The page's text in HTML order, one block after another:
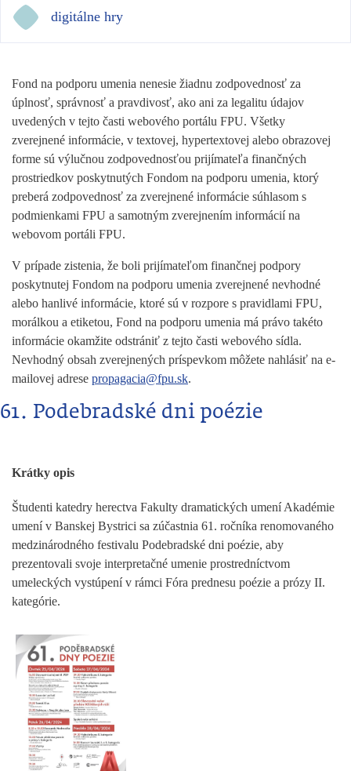
digitálne hry
Fond na podporu umenia nenesie žiadnu zodpovednosť za
úplnosť, správnosť a pravdivosť, ako ani za legalitu údajov
uvedených v tejto časti webového portálu FPU. Všetky
zverejnené informácie, v textovej, hypertextovej alebo obrazovej
forme sú výlučnou zodpovednosťou prijímateľa finančných
prostriedkov poskytnutých Fondom na podporu umenia, ktorý
preberá zodpovednosť za zverejnené informácie súhlasom s
podmienkami FPU a samotným zverejnením informácií na
webovom portáli FPU.
V prípade zistenia, že boli prijímateľom finančnej podpory
poskytnutej Fondom na podporu umenia zverejnené nevhodné
alebo hanlivé informácie, ktoré sú v rozpore s pravidlami FPU,
morálkou a etiketou, Fond na podporu umenia má právo takéto
informácie okamžite odstrániť z tejto časti webového sídla.
Nevhodný obsah zverejnených príspevkom môžete nahlásiť na e-
mailovej adrese propagacia@fpu.sk.
61. Podebradské dni poézie
Krátky opis
Študenti katedry herectva Fakulty dramatických umení Akadémie
umení v Banskej Bystrici sa zúčastnia 61. ročníka renomovaného
medzinárodného festivalu Podebradské dni poézie, aby
prezentovali svoje interpretačné umenie prostredníctvom
umeleckých vystúpení v rámci Fóra prednesu poézie a prózy II.
kategórie.